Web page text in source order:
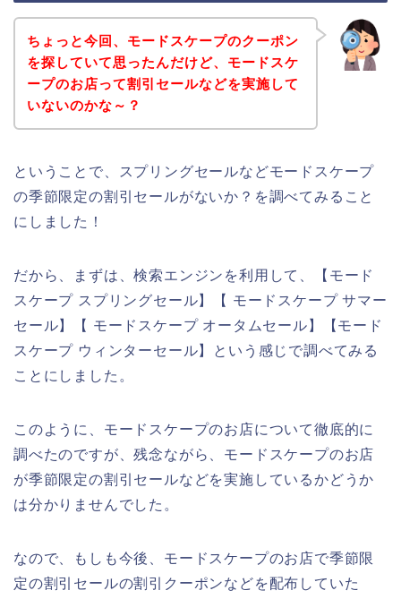
ちょっと今回、モードスケープのクーポン
を探していて思ったんだけど、モードスケ
ープのお店って割引セールなどを実施して
いないのかな～？
ということで、スプリングセールなどモードスケープ
の季節限定の割引セールがないか？を調べてみること
にしました！
だから、まずは、検索エンジンを利用して、【モード
スケープ スプリングセール】【 モードスケープ サマー
セール】【 モードスケープ オータムセール】【モード
スケープ ウィンターセール】という感じで調べてみる
ことにしました。
このように、モードスケープのお店について徹底的に
調べたのですが、残念ながら、モードスケープのお店
が季節限定の割引セールなどを実施しているかどうか
は分かりませんでした。
なので、もしも今後、モードスケープのお店で季節限
定の割引セールの割引クーポンなどを配布していた